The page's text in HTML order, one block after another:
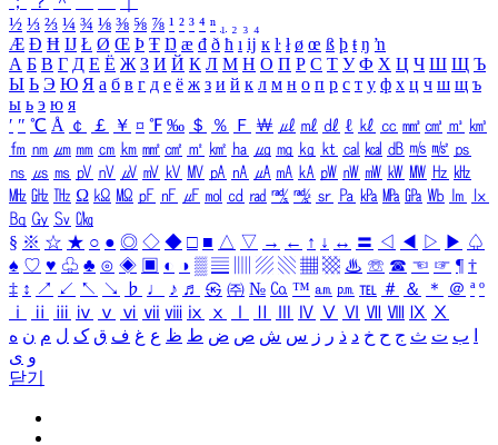
½ ⅓ ⅔ ¼ ¾ ⅛ ⅜ ⅝ ⅞ ¹ ² ³ ⁴ ⁿ ₁ ₂ ₃ ₄
Æ Ð Ħ Ĳ Ł Ø Œ Þ Ŧ Ŋ æ đ ð ħ ı ĳ ĸ ŀ ł ø œ ß þ ŧ ŋ ŉ
А Б В Г Д Е Ё Ж З И Й К Л М Н О П Р С Т У Ф Х Ц Ч Ш Щ Ъ
Ы Ь Э Ю Я а б в г д е ё ж з и й к л м н о п р с т у ф х ц ч ш щ ъ
ы ь э ю я
′ ″ ℃ Å ￠ ￡ ￥ ¤ ℉ ‰ ＄ ％ Ｆ ￦ ㎕ ㎖ ㎗ ℓ ㎘ ㏄ ㎣ ㎤ ㎥ ㎦
㎙ ㎚ ㎛ ㎜ ㎝ ㎞ ㎟ ㎠ ㎡ ㎢ ㏊ ㎍ ㎎ ㎏ ㏏ ㎈ ㎉ ㏈ ㎧ ㎨ ㎰
㎱ ㎲ ㎳ ㎴ ㎵ ㎶ ㎷ ㎸ ㎹ ㎀ ㎁ ㎂ ㎃ ㎄ ㎺ ㎻ ㎽ ㎾ ㎿ ㎐ ㎑
㎒ ㎓ ㎔ Ω ㏀ ㏁ ㎊ ㎋ ㎌ ㏖ ㏅ ㎭ ㎮ ㎯ ㏛ ㎩ ㎪ ㎫ ㎬ ㏝ ㏐
㏓
㏃ ㏉ ㏜ ㏆
§ ※ ☆ ★ ○ ● ◎ ◇ ◆ □ ■ △ ▽ → ← ↑ ↓ ↔ 〓 ◁ ◀ ▷ ▶ ♤
♠ ♡ ♥ ♧ ♣ ⊙ ◈ ▣ ◐ ◑ ▒ ▤ ▨ ▧ ▦ ▩ ♨ ☏ ☎ ☜ ☞ ¶ †
‡ ↕ ↗ ↙ ↖ ↘ ♭ ♩ ♪ ♬ ㉿ ㈜ № ㏇ ™ ㏂ ㏘ ℡ ＃ ＆ ＊ ＠ ª º
ⅰ
ⅱ ⅲ ⅳ ⅴ ⅵ ⅶ ⅷ ⅸ ⅹ Ⅳ Ⅴ Ⅵ Ⅶ Ⅷ Ⅸ Ⅹ
ب ت ث ج ح خ د ذ ر ز س ش ص ض ط ظ ع غ ف ق ک ل م ن ه
و ی
닫기